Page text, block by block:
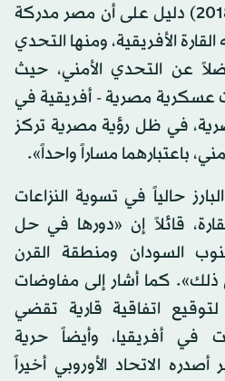
الأخيرة (منتدى أفريقيا 2018) دليل على أن مصر مدركة
الأفريقية، ومنها التحدي
عن التحدي الأمني، حيث
عسكرية مصرية - أفريقية في
في ظل رؤية مصرية تركز
باعتبارهما مساراً واحداً».
حالياً في تسوية النزاعات
قائلاً إن «دورها في حل
السودان ومنطقة القرن
ذلك». كما أشار إلى مفاوضات
اتفاقية قارية تقضي
في أفريقيا، وأيضاً حرية
الاتحاد الأوروبي أخيراً